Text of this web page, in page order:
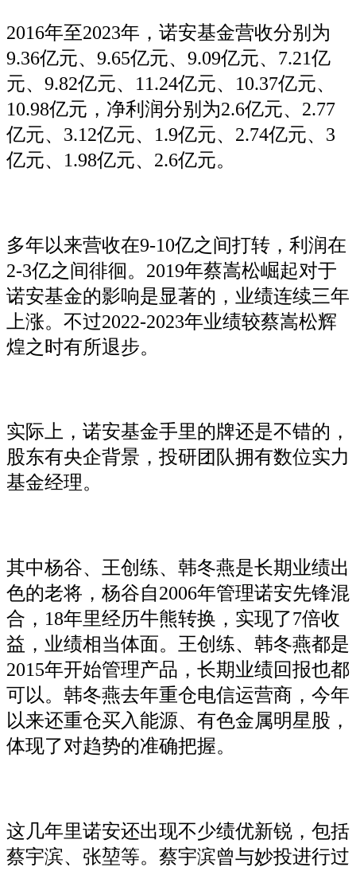
2016年至2023年，诺安基金营收分别为
9.36亿元、9.65亿元、9.09亿元、7.21亿
元、9.82亿元、11.24亿元、10.37亿元、
10.98亿元，净利润分别为2.6亿元、2.77
亿元、3.12亿元、1.9亿元、2.74亿元、3
亿元、1.98亿元、2.6亿元。
多年以来营收在9-10亿之间打转，利润在
2-3亿之间徘徊。2019年蔡嵩松崛起对于
诺安基金的影响是显著的，业绩连续三年
上涨。不过2022-2023年业绩较蔡嵩松辉
煌之时有所退步。
实际上，诺安基金手里的牌还是不错的，
股东有央企背景，投研团队拥有数位实力
基金经理。
其中杨谷、王创练、韩冬燕是长期业绩出
色的老将，杨谷自2006年管理诺安先锋混
合，18年里经历牛熊转换，实现了7倍收
益，业绩相当体面。王创练、韩冬燕都是
2015年开始管理产品，长期业绩回报也都
可以。韩冬燕去年重仓电信运营商，今年
以来还重仓买入能源、有色金属明星股，
体现了对趋势的准确把握。
这几年里诺安还出现不少绩优新锐，包括
蔡宇滨、张堃等。蔡宇滨曾与妙投进行过